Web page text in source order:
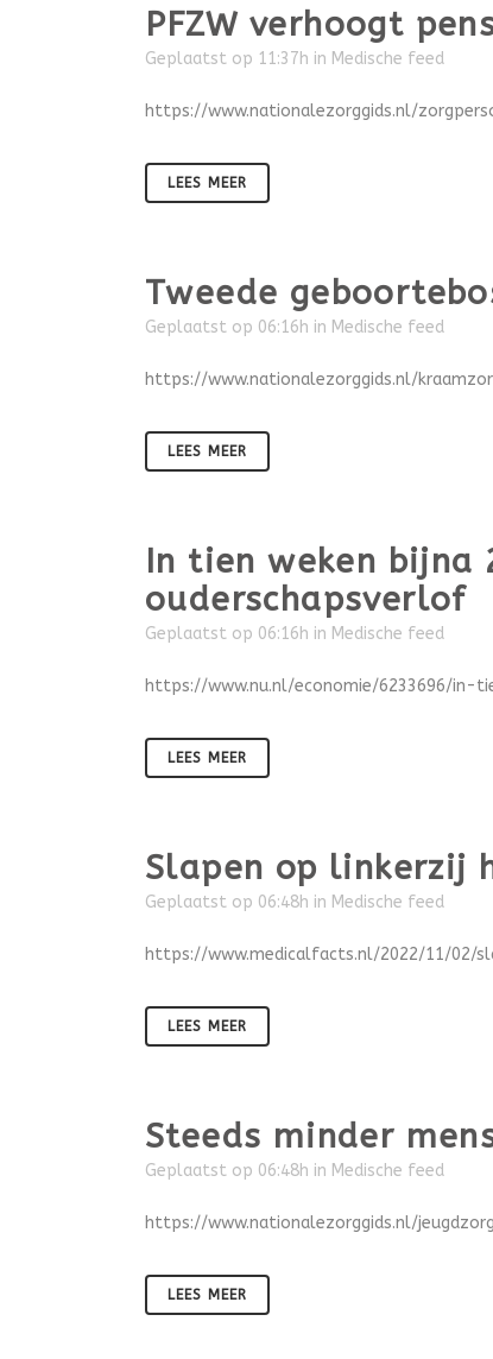
PFZW verhoogt
Geplaatst op 11:37h in Medische feed
https://www.nationalezorggids.nl/
LEES MEER
Tweede
Geplaatst op 06:16h in Medische feed
https://www.nationalezorggids.nl/
LEES MEER
In tien weken bijna
ouderschapsverlof
Geplaatst op 06:16h in Medische feed
https://www.nu.nl/economie/6233696/in-
LEES MEER
Slapen op linkerzij
Geplaatst op 06:48h in Medische feed
https://www.medicalfacts.nl/2022/11/02/
LEES MEER
Steeds minder
Geplaatst op 06:48h in Medische feed
https://www.nationalezorggids.nl/
LEES MEER